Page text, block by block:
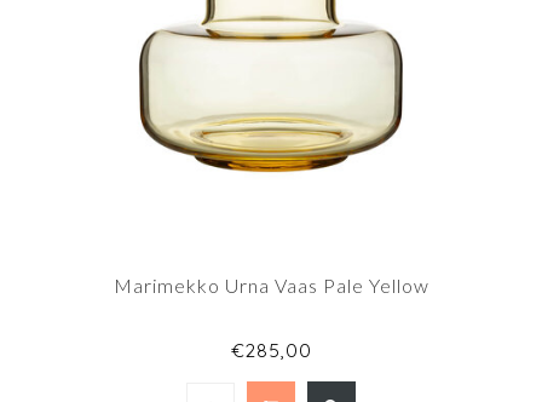
Marimekko Urna Vaas Pale Yellow
€285,00